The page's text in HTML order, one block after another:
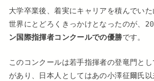
大学卒業後、着実にキャリアを積んでい
世界にとどろくきっかけとなったのが、
ン国際指揮者コンクールでの優勝です。
このコンクールは若手指揮者の登竜門と
があり、日本人としてはあの小澤征爾氏以